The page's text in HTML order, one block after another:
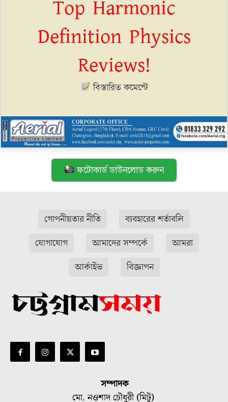
Top Harmonic
Definition Physics
Reviews!
বিস্তারিত কমেন্টে
ফটোকার্ড ডাউনলোড করুন
গোপনীয়তার নীতি
ব্যবহারের শর্তাবলি
যোগাযোগ
আমাদের সম্পর্কে
আমরা
আর্কাইভ
বিজ্ঞাপন
সম্পাদক
মো. নওশাদ চৌধুরী (মিটু)